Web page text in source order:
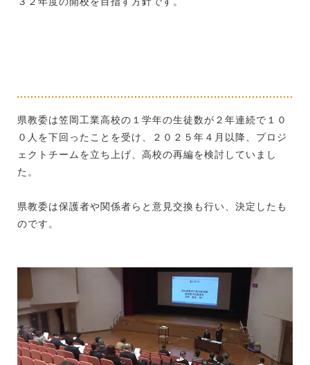
県教委は笠岡工業高校の１学年の生徒数が２年連続で１０
０人を下回ったことを受け、２０２５年４月以降、プロジ
ェクトチームを立ち上げ、高校の再編を検討していまし
た。
県教委は保護者や関係者らと意見交換も行い、決定したも
のです。